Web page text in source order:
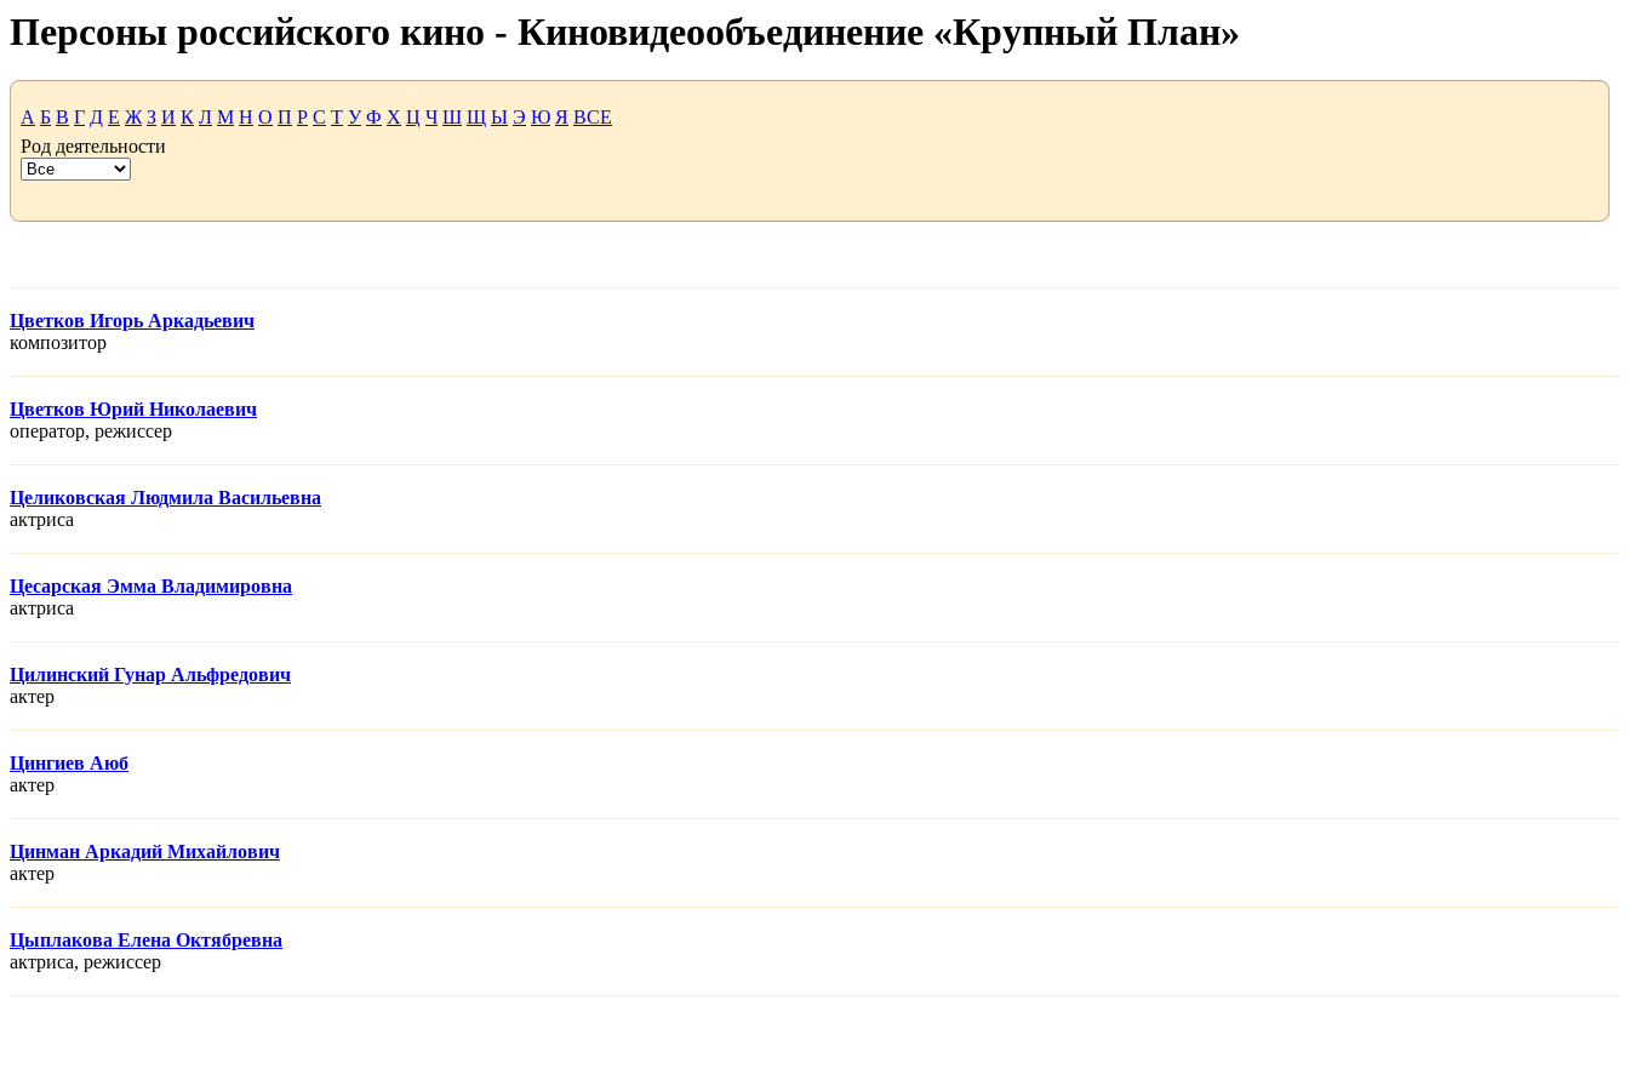
Персоны российского кино - Киновидеообъединение «Крупный План»
А Б В Г Д Е Ж З И К Л М Н О П Р С Т У Ф Х Ц Ч Ш Щ Ы Э Ю Я ВСЕ
Род деятельности
Цветков Игорь Аркадьевич
композитор
Цветков Юрий Николаевич
оператор, режисcер
Целиковская Людмила Васильевна
актриса
Цесарская Эмма Владимировна
актриса
Цилинский Гунар Альфредович
актер
Цингиев Аюб
актер
Цинман Аркадий Михайлович
актер
Цыплакова Елена Октябревна
актриса, режисcер